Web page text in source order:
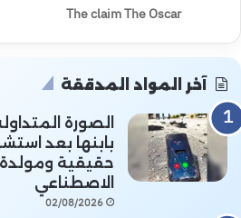
The claim The Oscar
آخر المواد المدققة
الصورة
بابنها بعد
حقيقية ومولدة
الاصطناعي
02/08/2026